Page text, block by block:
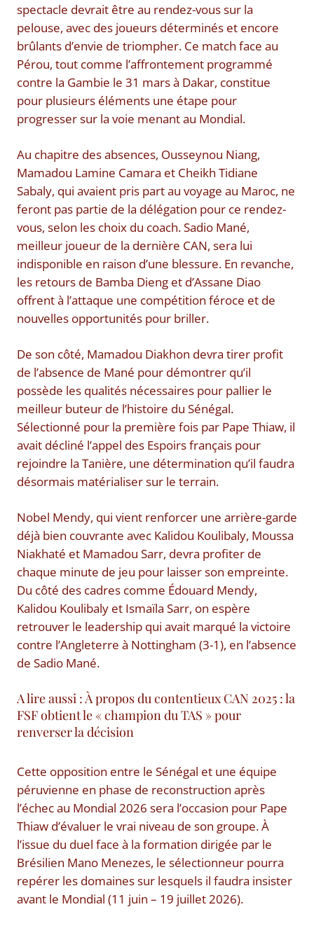
spectacle devrait être au rendez-vous sur la
pelouse, avec des joueurs déterminés et encore
brûlants d’envie de triompher. Ce match face au
Pérou, tout comme l’affrontement programmé
contre la Gambie le 31 mars à Dakar, constitue
pour plusieurs éléments une étape pour
progresser sur la voie menant au Mondial.
Au chapitre des absences, Ousseynou Niang,
Mamadou Lamine Camara et Cheikh Tidiane
Sabaly, qui avaient pris part au voyage au Maroc, ne
feront pas partie de la délégation pour ce rendez-
vous, selon les choix du coach. Sadio Mané,
meilleur joueur de la dernière CAN, sera lui
indisponible en raison d’une blessure. En revanche,
les retours de Bamba Dieng et d’Assane Diao
offrent à l’attaque une compétition féroce et de
nouvelles opportunités pour briller.
De son côté, Mamadou Diakhon devra tirer profit
de l’absence de Mané pour démontrer qu’il
possède les qualités nécessaires pour pallier le
meilleur buteur de l’histoire du Sénégal.
Sélectionné pour la première fois par Pape Thiaw, il
avait décliné l’appel des Espoirs français pour
rejoindre la Tanière, une détermination qu’il faudra
désormais matérialiser sur le terrain.
Nobel Mendy, qui vient renforcer une arrière-garde
déjà bien couvrante avec Kalidou Koulibaly, Moussa
Niakhaté et Mamadou Sarr, devra profiter de
chaque minute de jeu pour laisser son empreinte.
Du côté des cadres comme Édouard Mendy,
Kalidou Koulibaly et Ismaïla Sarr, on espère
retrouver le leadership qui avait marqué la victoire
contre l’Angleterre à Nottingham (3-1), en l’absence
de Sadio Mané.
A lire aussi : À propos du contentieux CAN 2025 : la
FSF obtient le « champion du TAS » pour
renverser la décision
Cette opposition entre le Sénégal et une équipe
péruvienne en phase de reconstruction après
l’échec au Mondial 2026 sera l’occasion pour Pape
Thiaw d’évaluer le vrai niveau de son groupe. À
l’issue du duel face à la formation dirigée par le
Brésilien Mano Menezes, le sélectionneur pourra
repérer les domaines sur lesquels il faudra insister
avant le Mondial (11 juin – 19 juillet 2026).